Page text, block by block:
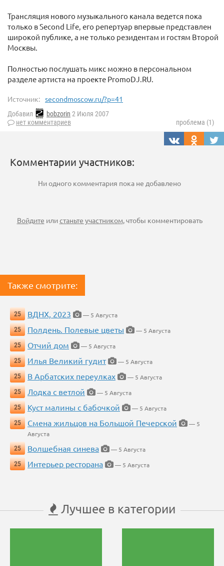
Трансляция нового музыкального канала ведется пока
только в Second Life, его репертуар впервые представлен
широкой публике, а не только резидентам и гостям Второй
Москвы.
Полностью послушать микс можно в персональном
разделе артиста на проекте PromoDJ.RU.
Источник: secondmoscow.ru/?p=41
Добавил bobzorin 2 Июля 2007
нет комментариев
проблема (1)
Комментарии участников:
Ни одного комментария пока не добавлено
Войдите илистаньте участником, чтобы комментировать
Также смотрите:
25 ВДНХ, 2023
— 5 Августа
25
Полдень. Полевые цветы
— 5 Августа
25
Отчий дом
— 5 Августа
25
Илья Великий гудит
— 5 Августа
25
В Арбатских переулках
— 5 Августа
25
Лодка с ветлой
— 5 Августа
25
Куст малины с бабочкой
— 5 Августа
25
Смена жильцов на Большой Печерской
— 5
Августа
25
Волшебная синева
— 5 Августа
25
Интерьер ресторана — 5 Августа
Лучшее в категории